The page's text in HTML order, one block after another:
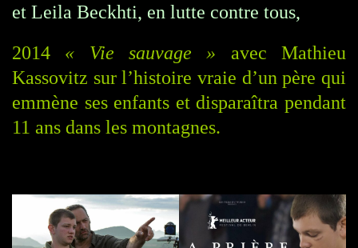
et Leila Beckhti, en lutte contre tous,
2014 « Vie sauvage » avec Mathieu
Kassovitz sur l’histoire vraie d’un père qui
emmène ses enfants et disparaîtra pendant
11 ans dans les montagnes.